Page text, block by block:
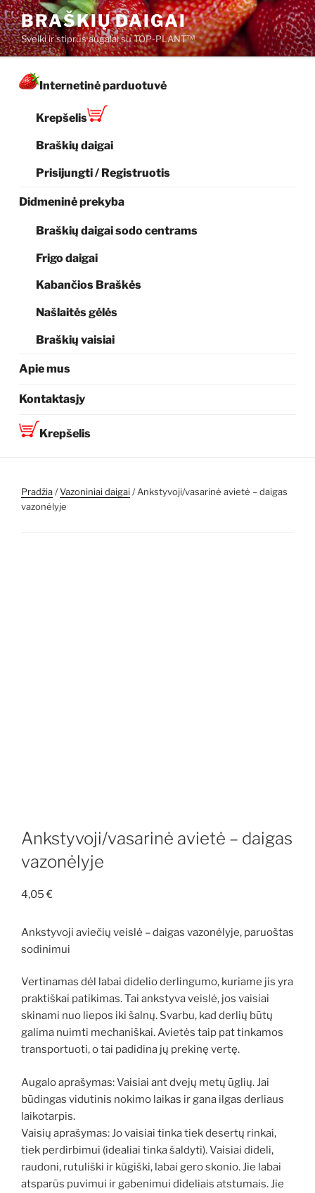
Eiti
prie
turinio
BRAŠKIŲ DAIGAI
Sveiki ir stiprūs augalai su TOP-PLANT™
Internetinė parduotuvė
Krepšelis
Braškių daigai
Prisijungti / Registruotis
Didmeninė prekyba
Braškių daigai sodo centrams
Frigo daigai
Kabančios Braškės
Našlaitės gėlės
Braškių vaisiai
Apie mus
Kontaktasjy
Krepšelis
Pradžia/Vazoniniai daigai / Ankstyvoji/vasarinė avietė – daigas
vazonėlyje
Ankstyvoji/vasarinė avietė – daigas
vazonėlyje
4,05€
Ankstyvoji aviečių veislė – daigas vazonėlyje, paruoštas
sodinimui
Vertinamas dėl labai didelio derlingumo, kuriame jis yra
praktiškai patikimas. Tai ankstyva veislė, jos vaisiai
skinami nuo liepos iki šalnų. Svarbu, kad derlių būtų
galima nuimti mechaniškai. Avietės taip pat tinkamos
transportuoti, o tai padidina jų prekinę vertę.
Augalo aprašymas: Vaisiai ant dvejų metų ūglių. Jai
būdingas vidutinis nokimo laikas ir gana ilgas derliaus
laikotarpis.
Vaisių aprašymas: Jo vaisiai tinka tiek desertų rinkai,
tiek perdirbimui (idealiai tinka šaldyti). Vaisiai dideli,
raudoni, rutuliški ir kūgiški, labai gero skonio. Jie labai
atsparūs puvimui ir gabenimui dideliais atstumais. Jie